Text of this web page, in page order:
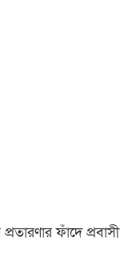
ফাঁদে প্রবাসী